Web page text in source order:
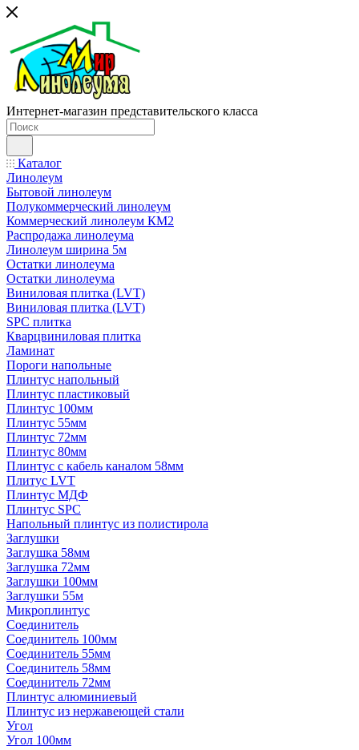
Интернет-магазин представительского класса
Каталог
Линолеум
Бытовой линолеум
Полукоммерческий линолеум
Коммерческий линолеум КМ2
Распродажа линолеума
Линолеум ширина 5м
Остатки линолеума
Остатки линолеума
Виниловая плитка (LVT)
Виниловая плитка (LVT)
SPC плитка
Кварцвиниловая плитка
Ламинат
Пороги напольные
Плинтус напольный
Плинтус пластиковый
Плинтус 100мм
Плинтус 55мм
Плинтус 72мм
Плинтус 80мм
Плинтус с кабель каналом 58мм
Плитус LVT
Плинтус МДФ
Плинтус SPC
Напольный плинтус из полистирола
Заглушки
Заглушка 58мм
Заглушка 72мм
Заглушки 100мм
Заглушки 55м
Микроплинтус
Соединитель
Соединитель 100мм
Соединитель 55мм
Соединитель 58мм
Соединитель 72мм
Плинтус алюминиевый
Плинтус из нержавеющей стали
Угол
Угол 100мм